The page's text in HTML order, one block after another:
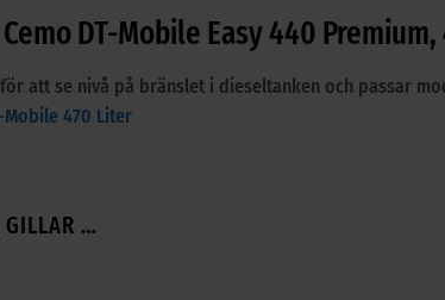
DT-Mobile Easy 440
att se nivå på bränslet i dieseltanken och passar
Mobile 470 Liter
GILLAR …